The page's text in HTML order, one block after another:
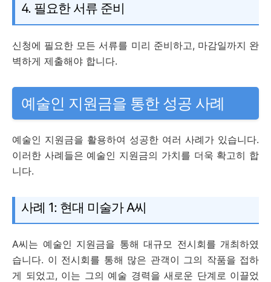
4. 필요한 서류 준비
신청에 필요한 모든 서류를 미리 준비하고, 마감일까지 완
벽하게 제출해야 합니다.
예술인 지원금을 통한 성공 사례
예술인 지원금을 활용하여 성공한 여러 사례가 있습니다.
이러한 사례들은 예술인 지원금의 가치를 더욱 확고히 합
니다.
사례 1: 현대 미술가 A씨
A씨는 예술인 지원금을 통해 대규모 전시회를 개최하였
습니다. 이 전시회를 통해 많은 관객이 그의 작품을 접하
게 되었고, 이는 그의 예술 경력을 새로운 단계로 이끌었